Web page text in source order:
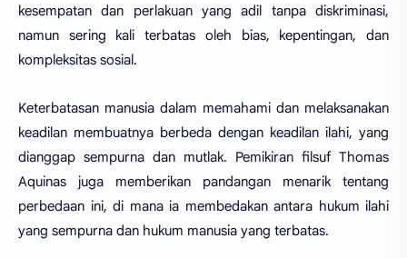
kesempatan dan perlakuan yang adil tanpa diskriminasi,
namun sering kali terbatas oleh bias, kepentingan, dan
kompleksitas sosial.
Keterbatasan manusia dalam memahami dan melaksanakan
keadilan membuatnya berbeda dengan keadilan ilahi, yang
dianggap sempurna dan mutlak. Pemikiran filsuf Thomas
Aquinas juga memberikan pandangan menarik tentang
perbedaan ini, di mana ia membedakan antara hukum ilahi
yang sempurna dan hukum manusia yang terbatas.